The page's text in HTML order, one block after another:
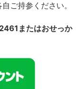
ご持参ください。
またはおせっか